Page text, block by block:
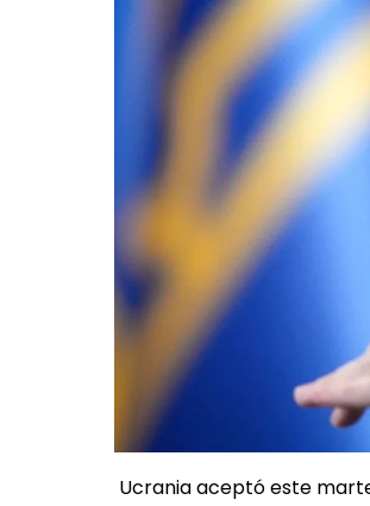
Ucrania aceptó este